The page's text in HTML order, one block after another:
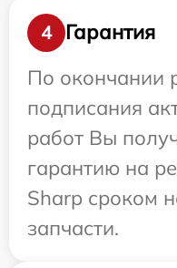
4
Гарантия
По окончании
подписания
работ Вы
гарантию на
Sharp сроком
запчасти.